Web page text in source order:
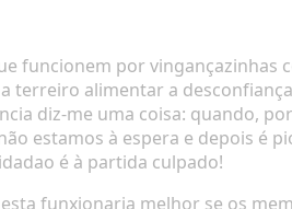
funcionem por
terreiro alimentar a
diz-me uma coisa: quando,
estamos à espera e depois é
é à partida culpado!